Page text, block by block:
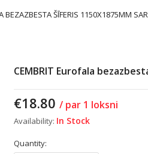
BEZAZBESTA ŠĪFERIS 1150X1875MM
CEMBRIT Eurofala
€18.80 / par 1 loksni
Availability: In Stock
Quantity: